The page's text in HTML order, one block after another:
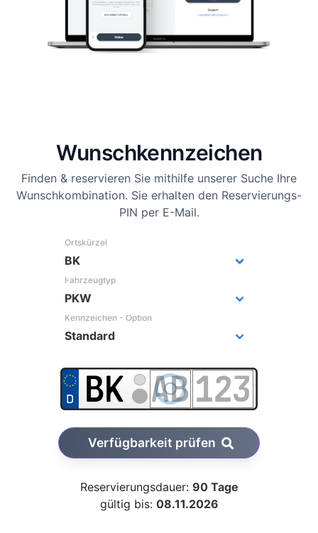
Wunsch­kennzeichen
Finden & reservieren Sie mithilfe unserer Suche Ihre
Wunschkombination. Sie erhalten den Reservierungs-
PIN per E-Mail.
Ortskürzel
Fahrzeugtyp
Kennzeichen - Option
Verfügbarkeit prüfen
Reservierungsdauer: 90 Tage
gültig bis: 08.11.2026